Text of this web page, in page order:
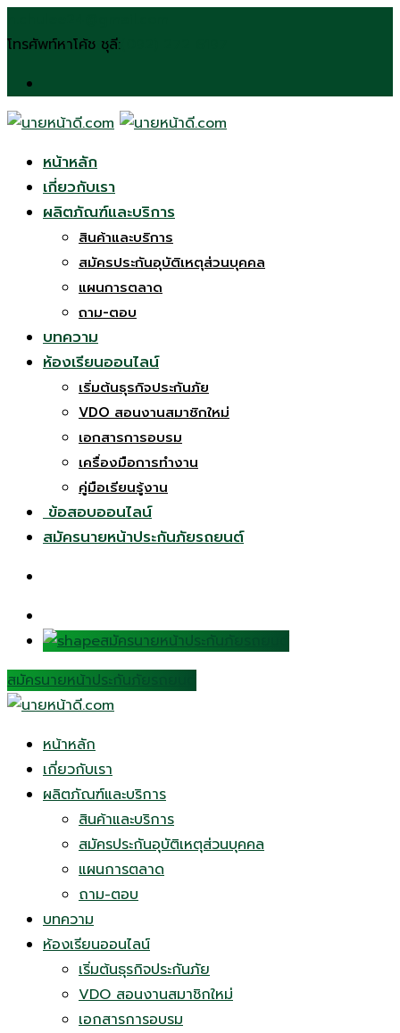
to
โทรศัพท์หาโค้ช ชุลี:
หน้าหลัก
เกี่ยวกับเรา
ผลิตภัณฑ์และบริการ
สินค้าและบริการ
สมัครประกันอุบัติเหตุส่วนบุคคล
แผนการตลาด
ถาม-ตอบ
บทความ
ห้องเรียนออนไลน์
เริ่มต้นธุรกิจประกันภัย
VDO สอนงานสมาชิกใหม่
เอกสารการอบรม
เครื่องมือการทำงาน
คู่มือเรียนรู้งาน
ข้อสอบออนไลน์
สมัครนายหน้าประกันภัยรถยนต์
สมัครนายหน้าประกันภัยรถยนต์
สมัครนายหน้าประกันภัยรถยนต์
หน้าหลัก
เกี่ยวกับเรา
ผลิตภัณฑ์และบริการ
สินค้าและบริการ
สมัครประกันอุบัติเหตุส่วนบุคคล
แผนการตลาด
ถาม-ตอบ
บทความ
ห้องเรียนออนไลน์
เริ่มต้นธุรกิจประกันภัย
VDO สอนงานสมาชิกใหม่
เอกสารการอบรม